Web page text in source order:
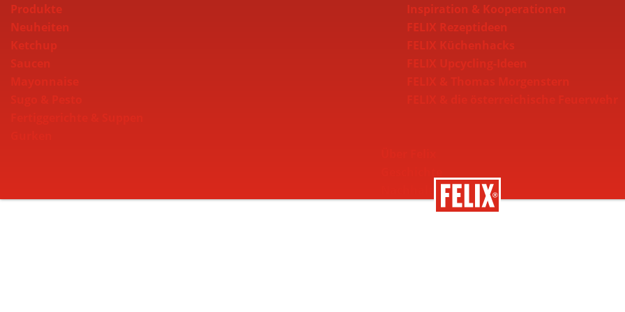
Produkte
Neuheiten
Ketchup
Saucen
Inspiration & Kooperationen
FELIX Rezeptideen
FELIX Küchenhacks
FELIX Upcycling-Ideen
Nachhaltigkeit